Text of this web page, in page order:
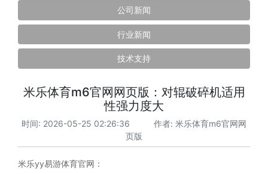
公司新闻
行业新闻
技术支持
米乐体育m6官网网页版：对辊破碎机适用
性强力度大
时间: 2026-05-25 02:26:36 作者: 米乐体育m6官网网
页版
米乐yy易游体育官网：